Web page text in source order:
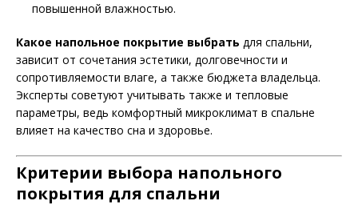
повышенной влажностью.
Какое напольное покрытие выбрать для спальни,
зависит от сочетания эстетики, долговечности и
сопротивляемости влаге, а также бюджета владельца.
Эксперты советуют учитывать также и тепловые
параметры, ведь комфортный микроклимат в спальне
влияет на качество сна и здоровье.
Критерии выбора напольного
покрытия для спальни